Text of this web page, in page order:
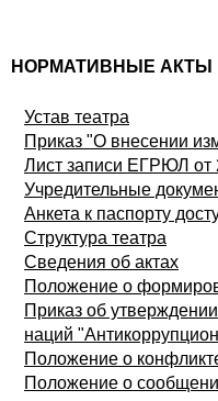
НОРМАТИВНЫЕ АКТЫ
Устав театра
Приказ "О внесении
Лист записи ЕГРЮЛ от
Учредительные
Анкета к паспорту
Структура театра
Сведения об актах
Положение о
Приказ об
наций
Положение о
Положение о